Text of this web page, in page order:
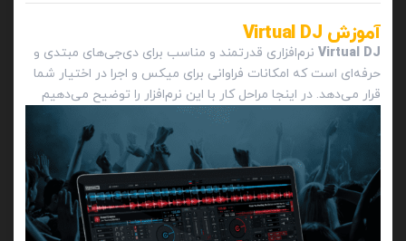
آموزش Virtual DJ
Virtual DJنرم‌افزاری قدرتمند و مناسب برای دی‌جی‌های مبتدی و
حرفه‌ای است که امکانات فراوانی برای میکس و اجرا در اختیار شما
قرار می‌دهد. در اینجا مراحل کار با این نرم‌افزار را توضیح می‌دهیم